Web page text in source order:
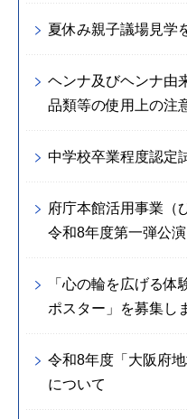
夏休み親子議場見学
ヘンナ及びヘンナ由
品類等の使用上の注
中学校卒業程度認定
府庁本館活用事業（
令和8年度第一弾公
「心の輪を広げる
ポスター」を募集し
令和8年度「大阪府
について